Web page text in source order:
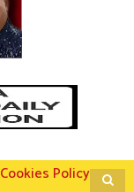
Cookies Policy